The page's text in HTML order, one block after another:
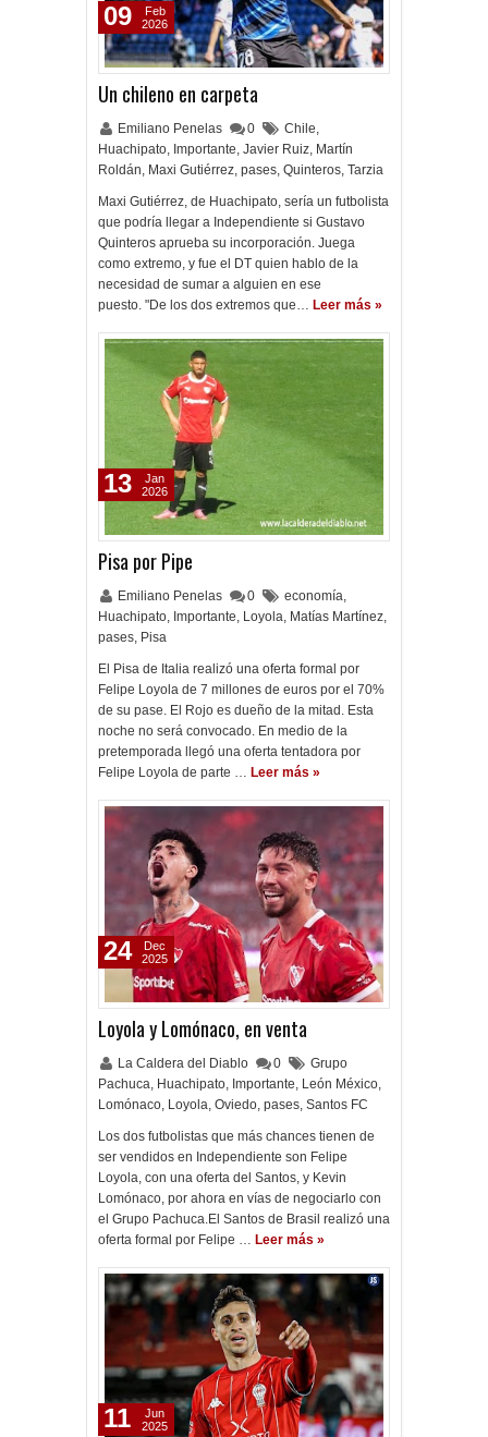
Un chileno en carpeta
Emiliano Penelas 0 Chile,
Huachipato, Importante, Javier Ruiz, Martín
Roldán, Maxi Gutiérrez, pases, Quinteros, Tarzia
Maxi Gutiérrez, de Huachipato, sería un futbolista
que podría llegar a Independiente si Gustavo
Quinteros aprueba su incorporación. Juega
como extremo, y fue el DT quien hablo de la
necesidad de sumar a alguien en ese
puesto. "De los dos extremos que… Leer más »
09
Feb
2026
Pisa por Pipe
Emiliano Penelas 0 economía,
Huachipato, Importante, Loyola, Matías Martínez,
pases, Pisa
El Pisa de Italia realizó una oferta formal por
Felipe Loyola de 7 millones de euros por el 70%
de su pase. El Rojo es dueño de la mitad. Esta
noche no será convocado. En medio de la
pretemporada llegó una oferta tentadora por
Felipe Loyola de parte … Leer más »
13
Jan
2026
Loyola y Lomónaco, en venta
La Caldera del Diablo 0
Grupo
Pachuca, Huachipato, Importante, León México,
Lomónaco, Loyola, Oviedo, pases, Santos FC
Los dos futbolistas que más chances tienen de
ser vendidos en Independiente son Felipe
Loyola, con una oferta del Santos, y Kevin
Lomónaco, por ahora en vías de negociarlo con
el Grupo Pachuca.El Santos de Brasil realizó una
oferta formal por Felipe … Leer más »
24
Dec
2025
11
Jun
2025